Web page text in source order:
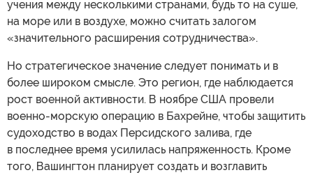
учения между несколькими странами, будь то на суше,
на море или в воздухе, можно считать залогом
«значительного расширения сотрудничества».
Но стратегическое значение следует понимать и в
более широком смысле. Это регион, где наблюдается
рост военной активности. В ноябре США провели
военно-морскую операцию в Бахрейне, чтобы защитить
судоходство в водах Персидского залива, где
в последнее время усилилась напряженность. Кроме
того, Вашингтон планирует создать и возглавить